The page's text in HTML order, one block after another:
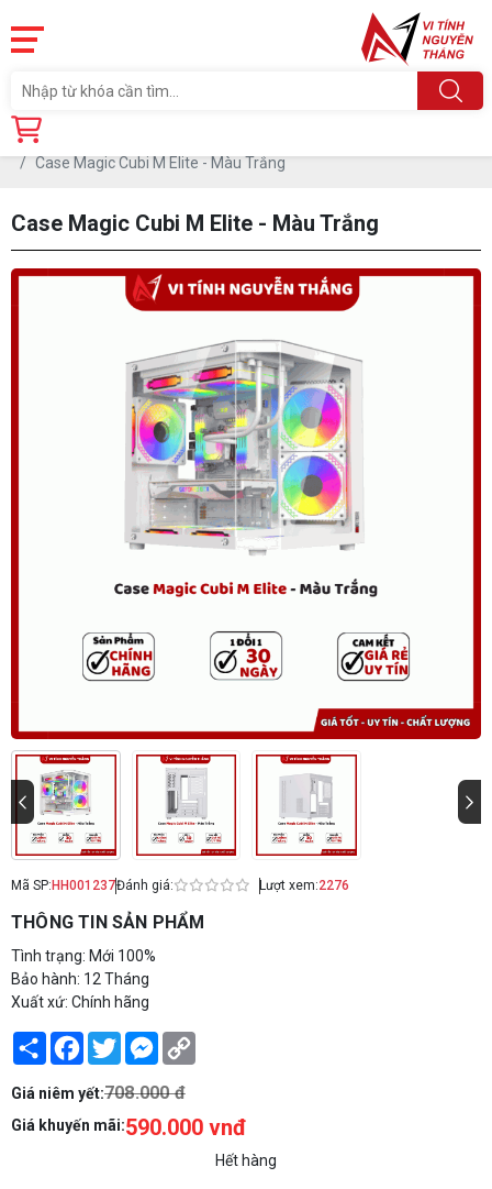
Trang chủ
Case Magic Cubi M Elite - Màu Trắng
Case Magic Cubi M Elite - Màu Trắng
Mã SP: HH001237Đánh giá: Lượt xem:2276
THÔNG TIN SẢN PHẨM
Tình trạng: Mới 100%
Bảo hành: 12 Tháng
Xuất xứ: Chính hãng
Share Facebook
TwitterMessenger
Giá niêm yết:708.000 đ
Giá khuyến mãi:590.000 vnđ
Hết hàng